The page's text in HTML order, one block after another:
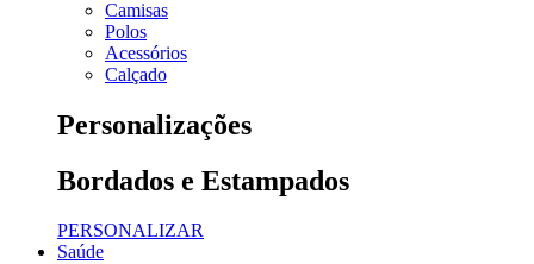
Camisas
Polos
Acessórios
Calçado
Personalizações
Bordados e Estampados
PERSONALIZAR
Saúde